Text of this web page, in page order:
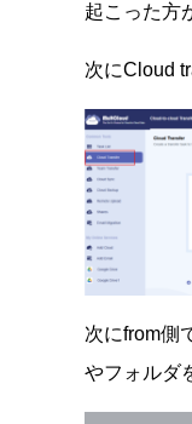
起こった方
次にCloud
次にfrom側
やフォルダ